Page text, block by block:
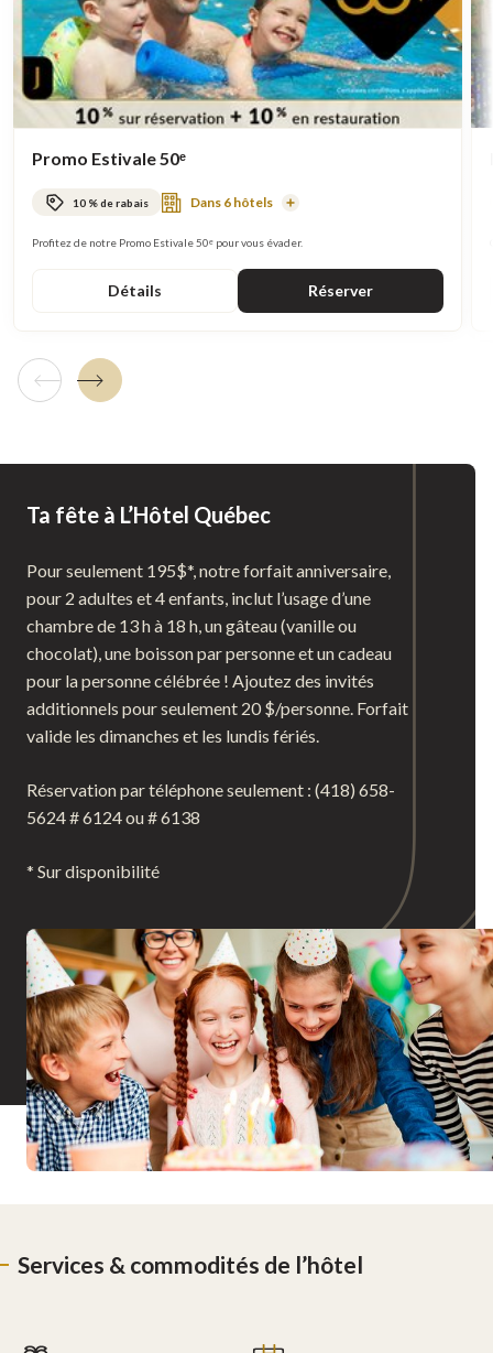
Promo Estivale 50ᵉ
10 % de rabais Dans 6 hôtels
En
Profitez de notre Promo Estivale 50ᵉ pour vous évader.
Détails Réserver
Tuile précédente
Tuile suivante
Ta fête à L’Hôtel Québec
Pour seulement 195$*, notre forfait anniversaire,
pour 2 adultes et 4 enfants, inclut l’usage d’une
chambre de 13 h à 18 h, un gâteau (vanille ou
chocolat), une boisson par personne et un cadeau
pour la personne célébrée ! Ajoutez des invités
additionnels pour seulement 20 $/personne. Forfait
valide les dimanches et les lundis fériés.
Réservation par téléphone seulement : (418) 658-
5624 # 6124 ou # 6138
* Sur disponibilité
Services & commodités de l’hôtel